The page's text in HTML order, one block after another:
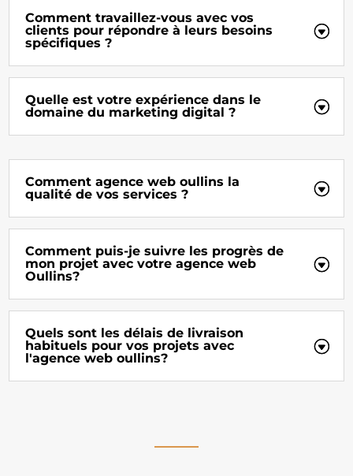
Comment travaillez-vous avec vos
clients pour répondre à leurs besoins
spécifiques ?
Quelle est votre expérience dans le
domaine du marketing digital ?
Comment agence web oullins la
qualité de vos services ?
Comment puis-je suivre les progrès de
mon projet avec votre agence web
Oullins?
Quels sont les délais de livraison
habituels pour vos projets avec
l'agence web oullins?